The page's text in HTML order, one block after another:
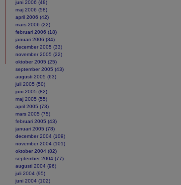
juni 2006 (48)
maj 2006 (58)
april 2006 (42)
mars 2006 (22)
februari 2006 (18)
januari 2006 (34)
december 2005 (33)
november 2005 (22)
oktober 2005 (25)
september 2005 (43)
augusti 2005 (63)
juli 2005 (50)
juni 2005 (82)
maj 2005 (55)
april 2005 (73)
mars 2005 (75)
februari 2005 (43)
januari 2005 (78)
december 2004 (109)
november 2004 (101)
oktober 2004 (82)
september 2004 (77)
augusti 2004 (96)
juli 2004 (95)
juni 2004 (102)